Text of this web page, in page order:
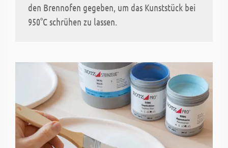
den Brennofen gegeben, um das Kunststück bei
950°C schrühen zu lassen.